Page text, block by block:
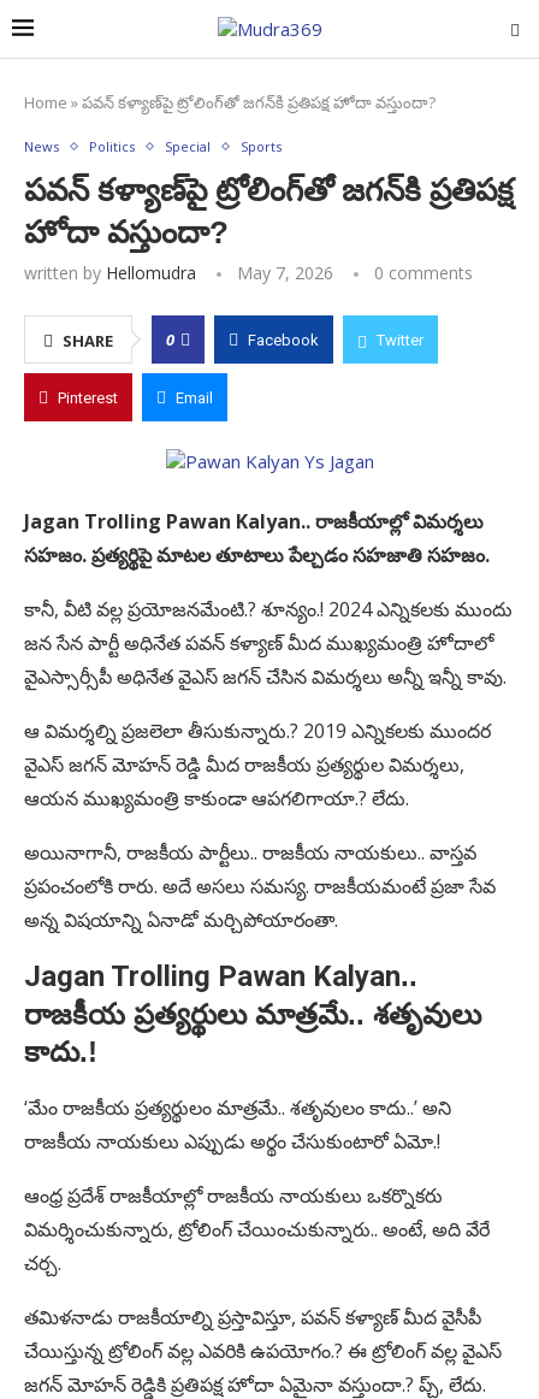
Home »పవన్ కళ్యాణ్‌పై ట్రోలింగ్‌తో జగన్‌కి ప్రతిపక్ష హోదా వస్తుందా?
News Politics Special Sports
పవన్ కళ్యాణ్‌పై ట్రోలింగ్‌తో జగన్‌కి ప్రతిపక్ష
హోదా వస్తుందా?
written by Hellomudra May 7, 2026 0 comments
SHARE 0 Facebook Twitter
Pinterest Email
Jagan Trolling Pawan Kalyan.. రాజకీయాల్లో విమర్శలు
సహజం. ప్రత్యర్థిపై మాటల తూటాలు పేల్చడం సహజాతి సహజం.
కానీ, వీటి వల్ల ప్రయోజనమేంటి.? శూన్యం.! 2024 ఎన్నికలకు ముందు
జన సేన పార్టీ అధినేత పవన్ కళ్యాణ్ మీద ముఖ్యమంత్రి హోదాలో
వైఎస్సార్సీపీ అధినేత వైఎస్ జగన్ చేసిన విమర్శలు అన్నీ ఇన్నీ కావు.
ఆ విమర్శల్ని ప్రజలెలా తీసుకున్నారు.? 2019 ఎన్నికలకు ముందర
వైఎస్ జగన్ మోహన్ రెడ్డి మీద రాజకీయ ప్రత్యర్థుల విమర్శలు,
ఆయన ముఖ్యమంత్రి కాకుండా ఆపగలిగాయా.? లేదు.
అయినాగానీ, రాజకీయ పార్టీలు.. రాజకీయ నాయకులు.. వాస్తవ
ప్రపంచంలోకి రారు. అదే అసలు సమస్య. రాజకీయమంటే ప్రజా సేవ
అన్న విషయాన్ని ఏనాడో మర్చిపోయారంతా.
Jagan Trolling Pawan Kalyan..
రాజకీయ ప్రత్యర్థులు మాత్రమే.. శతృవులు
కాదు.!
‘మేం రాజకీయ ప్రత్యర్థులం మాత్రమే.. శతృవులం కాదు..’ అని
రాజకీయ నాయకులు ఎప్పుడు అర్థం చేసుకుంటారో ఏమో.!
ఆంధ్ర ప్రదేశ్ రాజకీయాల్లో రాజకీయ నాయకులు ఒకర్నొకరు
విమర్శించుకున్నారు, ట్రోలింగ్ చేయించుకున్నారు.. అంటే, అది వేరే
చర్చ.
తమిళనాడు రాజకీయాల్ని ప్రస్తావిస్తూ, పవన్ కళ్యాణ్ మీద వైసీపీ
చేయిస్తున్న ట్రోలింగ్ వల్ల ఎవరికి ఉపయోగం.? ఈ ట్రోలింగ్ వల్ల వైఎస్
జగన్ మోహన్ రెడ్డికి ప్రతిపక్ష హోదా ఏమైనా వస్తుందా.? ప్చ్, లేదు.